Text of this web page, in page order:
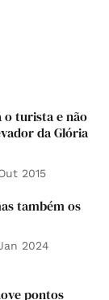
o turista e não
da Glória
2015
também os
2024
pontos